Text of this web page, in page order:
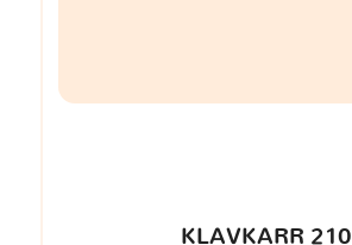
KLAVKARR 210